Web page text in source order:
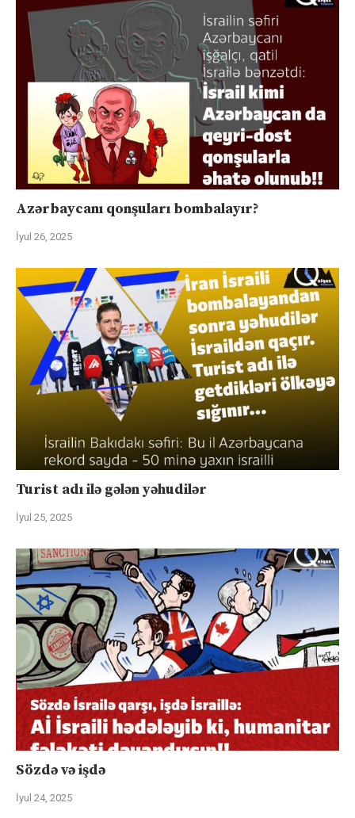
Azərbaycanı qonşuları bombalayır?
İyul 26, 2025
Turist adı ilə gələn yəhudilər
İyul 25, 2025
Sözdə və işdə
İyul 24, 2025